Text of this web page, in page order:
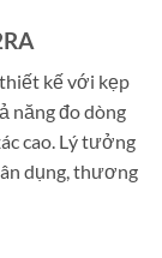
kế với kẹp
năng đo dòng
cao. Lý tưởng
dụng, thương